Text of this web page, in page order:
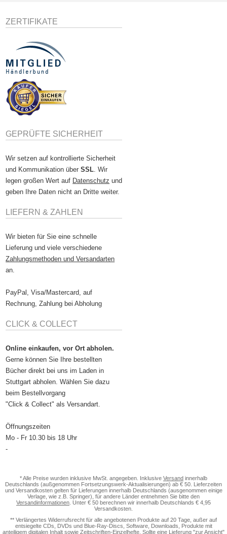
ZERTIFIKATE
GEPRÜFTE SICHERHEIT
Wir setzen auf kontrollierte Sicherheit
und Kommunikation überSSL . Wir
legen großen Wert auf Datenschutz und
geben Ihre Daten nicht an Dritte weiter.
LIEFERN & ZAHLEN
Wir bieten für Sie eine schnelle
Lieferung und viele verschiedene
Zahlungsmethoden und Versandarten
an.
PayPal, Visa/Mastercard, auf
Rechnung, Zahlung bei Abholung
CLICK & COLLECT
Online einkaufen, vor Ort abholen.
Gerne können Sie Ihre bestellten
Bücher direkt bei uns im Laden in
Stuttgart abholen. Wählen Sie dazu
beim Bestellvorgang
"Click & Collect" als Versandart.
Öffnungszeiten
Mo - Fr 10.30 bis 18 Uhr
-
* Alle Preise wurden inklusive MwSt. angegeben. Inklusive Versand innerhalb
Deutschlands (außgenommen Fortsetzungswerk-Aktualisierungen) ab € 50. Lieferzeiten
und Versandkosten gelten für Lieferungen innerhalb Deutschlands (ausgenommen einige
Verlage, wie z.B. Springer), für andere Länder entnehmen Sie bitte den
Versandinformationen . Unter € 50 berechnen wir innerhalb Deutschlands € 4,95
Versandkosten.
** Verlängertes Widerrufsrecht für alle angebotenen Produkte auf 20 Tage, außer auf
entsiegelte CDs, DVDs und Blue-Ray-Discs, Software, Downloads, Produkte mit
anteiligem digitalen Inhalt sowie Zeitschriften-Einzelhefte. Sollte eine Lieferung "zur Ansicht"